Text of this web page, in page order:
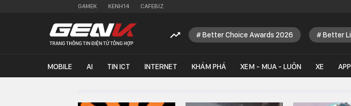
GAMEK KENH14 CAFEBIZ
Better Choice Awards 2026 Better
MOBILE AI TIN ICT INTERNET KHÁM PHÁ XEM - MUA - LUÔN XE